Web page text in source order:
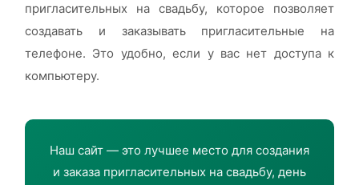
пригласительных на свадьбу, которое позволяет
создавать и заказывать пригласительные на
телефоне. Это удобно, если у вас нет доступа к
компьютеру.
Наш сайт — это лучшее место для создания
и заказа пригласительных на свадьбу, день